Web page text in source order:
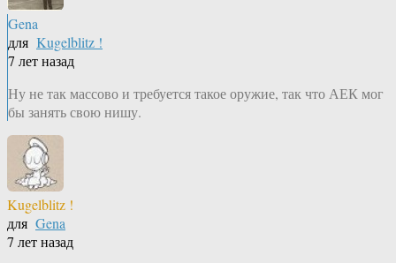
Gena
для Kugelblitz !
7 лет назад
Ну не так массово и требуется такое оружие, так что АЕК мог
бы занять свою нишу.
Kugelblitz !
для Gena
7 лет назад